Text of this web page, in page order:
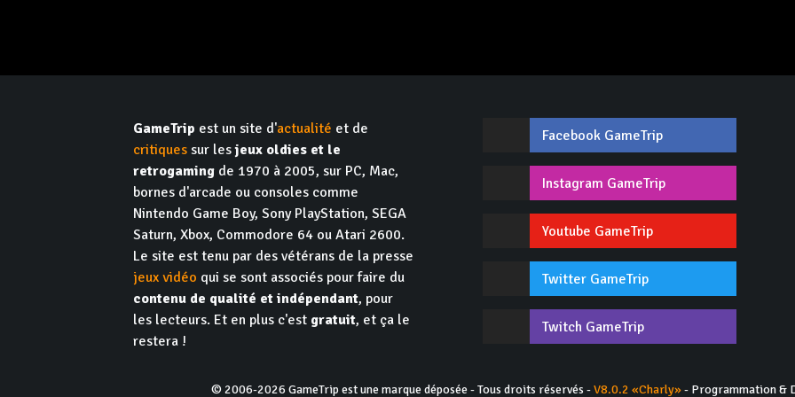
GameTrip est un site d'actualité et de
critiques sur lesjeux oldies et le
retrogaming de 1970 à 2005, sur PC, Mac,
bornes d'arcade ou consoles comme
Nintendo Game Boy, Sony PlayStation, SEGA
Saturn, Xbox, Commodore 64 ou Atari 2600.
Le site est tenu par des vétérans de la presse
jeux vidéo qui se sont associés pour faire du
contenu de qualité et indépendant, pour
les lecteurs. Et en plus c'est gratuit, et ça le
restera !
Facebook GameTrip
Instagram GameTrip
Youtube GameTrip
Twitter GameTrip
Twitch GameTrip
© 2006-2026 GameTrip est une marque déposée - Tous droits réservés -V8.0.2 «Charly»- Programmation &